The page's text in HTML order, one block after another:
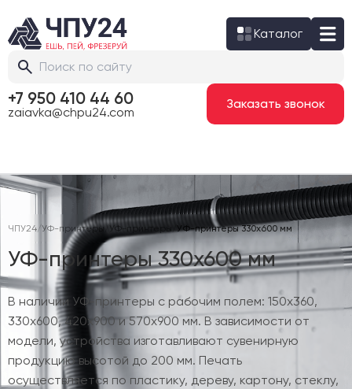
Каталог
+7 950 410 44 60
zaiavka@chpu24.com
Заказать звонок
ЧПУ24/УФ-принтеры/ УФ-принтеры /УФ-принтеры 330х600 мм
УФ-принтеры 330х600 мм
В наличии УФ-принтеры с рабочим полем: 150х360,
330х600, 420х900 и 570х900 мм. В зависимости от
модели, устройства изготавливают сувенирную
продукцию высотой до 200 мм. Печать
осуществляется по пластику, дереву, картону, стеклу,